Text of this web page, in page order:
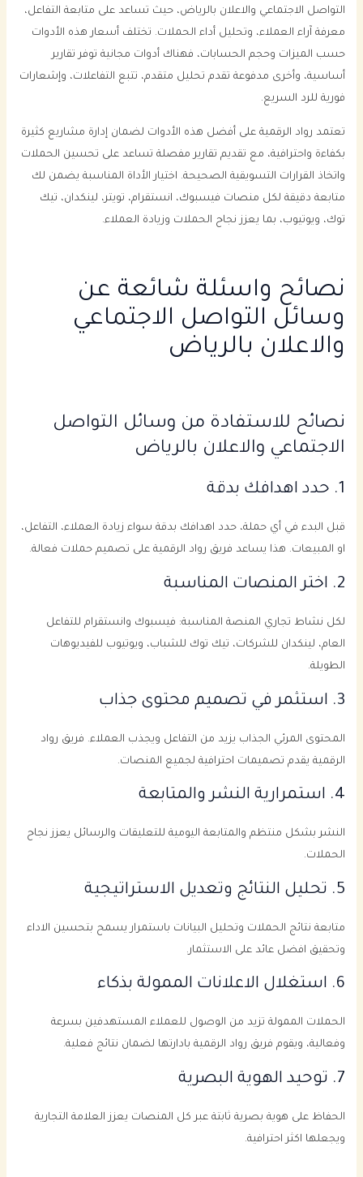
التواصل الاجتماعي والاعلان بالرياض، حيث تساعد على متابعة التفاعل،
معرفة آراء العملاء، وتحليل أداء الحملات. تختلف أسعار هذه الأدوات
حسب الميزات وحجم الحسابات، فهناك أدوات مجانية توفر تقارير
أساسية، وأخرى مدفوعة تقدم تحليل متقدم، تتبع التفاعلات، وإشعارات
فورية للرد السريع.
تعتمد رواد الرقمية على أفضل هذه الأدوات لضمان إدارة مشاريع كثيرة
بكفاءة واحترافية، مع تقديم تقارير مفصلة تساعد على تحسين الحملات
واتخاذ القرارات التسويقية الصحيحة. اختيار الأداة المناسبة يضمن لك
متابعة دقيقة لكل منصات فيسبوك، انستقرام، تويتر، لينكدان، تيك
توك، ويوتيوب، بما يعزز نجاح الحملات وزيادة العملاء.
نصائح واسئلة شائعة عن
وسائل التواصل الاجتماعي
والاعلان بالرياض
نصائح للاستفادة من وسائل التواصل
الاجتماعي والاعلان بالرياض
1. حدد اهدافك بدقة
قبل البدء في أي حملة، حدد اهدافك بدقة سواء زيادة العملاء، التفاعل،
او المبيعات. هذا يساعد فريق رواد الرقمية على تصميم حملات فعالة.
2. اختر المنصات المناسبة
لكل نشاط تجاري المنصة المناسبة: فيسبوك وانستقرام للتفاعل
العام، لينكدان للشركات، تيك توك للشباب، ويوتيوب للفيديوهات
الطويلة.
3. استثمر في تصميم محتوى جذاب
المحتوى المرئي الجذاب يزيد من التفاعل ويجذب العملاء. فريق رواد
الرقمية يقدم تصميمات احترافية لجميع المنصات.
4. استمرارية النشر والمتابعة
النشر بشكل منتظم والمتابعة اليومية للتعليقات والرسائل يعزز نجاح
الحملات.
5. تحليل النتائج وتعديل الاستراتيجية
متابعة نتائج الحملات وتحليل البيانات باستمرار يسمح بتحسين الاداء
وتحقيق افضل عائد على الاستثمار.
6. استغلال الاعلانات الممولة بذكاء
الحملات الممولة تزيد من الوصول للعملاء المستهدفين بسرعة
وفعالية، ويقوم فريق رواد الرقمية بادارتها لضمان نتائج فعلية.
7. توحيد الهوية البصرية
الحفاظ على هوية بصرية ثابتة عبر كل المنصات يعزز العلامة التجارية
ويجعلها اكثر احترافية.